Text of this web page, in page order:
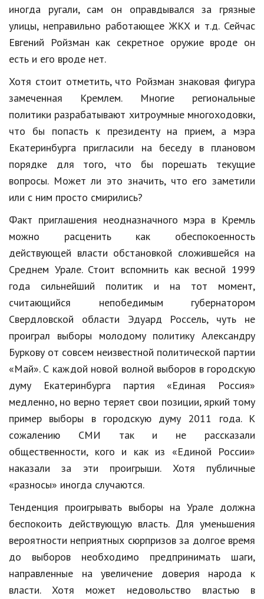
Спорт и фитнес
Психология и отношения
Творчество и рукоделие
Разное
Работа и бизнес
Животные
Еда и напитки
Праздники и подарки
Кинематограф
Домашние животные
Семья и дети
Путешествия
Строительство
Культура и общество
Мода и стиль
Бизнес
Хобби и развлечения
Финансы
Юриспруденция
Природа
Образование
Наука и технологии
иногда ругали, сам он оправдывался за грязные
улицы, неправильно работающее ЖКХ и т.д. Сейчас
Евгений Ройзман как секретное оружие вроде он
есть и его вроде нет.
Хотя стоит отметить, что Ройзман знаковая фигура
замеченная Кремлем. Многие региональные
политики разрабатывают хитроумные многоходовки,
что бы попасть к президенту на прием, а мэра
Екатеринбурга пригласили на беседу в плановом
порядке для того, что бы порешать текущие
вопросы. Может ли это значить, что его заметили
или с ним просто смирились?
Факт приглашения неодназначного мэра в Кремль
можно расценить как обеспокоенность
действующей власти обстановкой сложившейся на
Среднем Урале. Стоит вспомнить как весной 1999
года сильнейший политик и на тот момент,
считающийся непобедимым губернатором
Свердловской области Эдуард Россель, чуть не
проиграл выборы молодому политику Александру
Буркову от совсем неизвестной политической партии
«Май». С каждой новой волной выборов в городскую
думу Екатеринбурга партия «Единая Россия»
медленно, но верно теряет свои позиции, яркий тому
пример выборы в городскую думу 2011 года. К
сожалению СМИ так и не рассказали
общественности, кого и как из «Единой России»
наказали за эти проигрыши. Хотя публичные
«разносы» иногда случаются.
Тенденция проигрывать выборы на Урале должна
беспокоить действующую власть. Для уменьшения
вероятности неприятных сюрпризов за долгое время
до выборов необходимо предпринимать шаги,
направленные на увеличение доверия народа к
власти. Хотя может недовольство властью в